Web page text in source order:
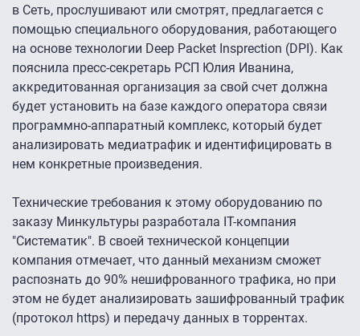
в Сеть, прослушивают или смотрят, предлагается с
помощью специального оборудования, работающего
на основе технологии Deep Packet Insprection (DPI). Как
пояснила пресс-секретарь РСП Юлия Иванина,
аккредитованная организация за свой счет должна
будет установить на базе каждого оператора связи
программно-аппаратный комплекс, который будет
анализировать медиатрафик и идентифицировать в
нем конкретные произведения.
Технические требования к этому оборудованию по
заказу Минкультуры разработала IT-компания
"Систематик". В своей технической концепции
компания отмечает, что данный механизм сможет
распознать до 90% нешифрованного трафика, но при
этом не будет анализировать зашифрованный трафик
(протокол https) и передачу данных в торрентах.